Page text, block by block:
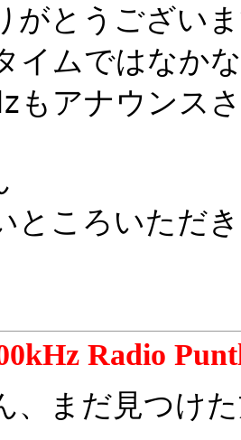
がとうござい
イムではなか
もアナウンス
ところいただ
Radio
、まだ見つけ